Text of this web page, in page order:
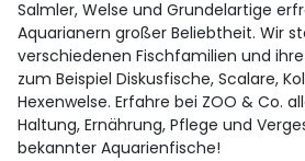
Salmler, Welse und Grundelartige
Aquarianern großer Beliebtheit. Wir
verschiedenen Fischfamilien und
zum Beispiel Diskusfische, Scalare,
Hexenwelse. Erfahre bei ZOO & Co.
Haltung, Ernährung, Pflege und
bekannter Aquarienfische!